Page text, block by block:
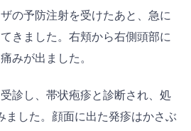
の予防注射を受けたあと、急に
きました。右頬から右側頭部に
みが出ました。
診し、帯状疱疹と診断され、処
ました。顔面に出た発疹はかさぶ